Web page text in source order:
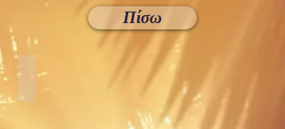
Πίσω
Προπονήσεις